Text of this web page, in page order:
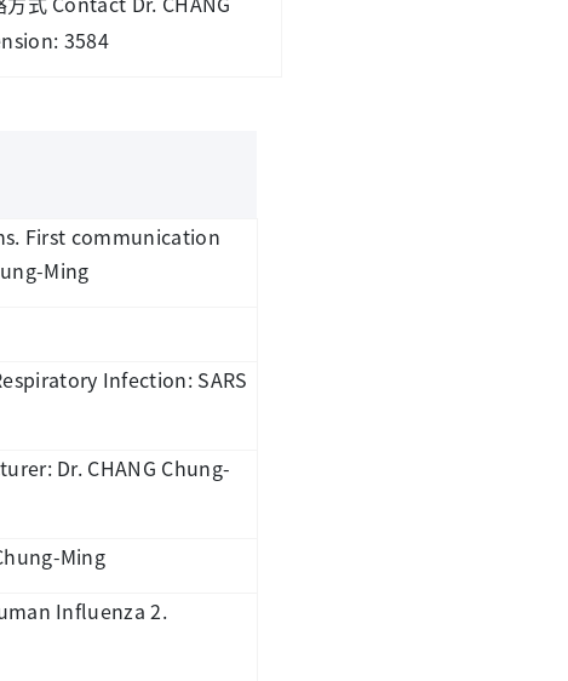
方式
3584
First communication
Ming
Infection: SARS
Dr. CHANG Chung-
Ming
Influenza 2.